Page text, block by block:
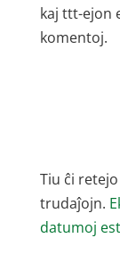
kaj ttt-ejon
komentoj.
Tiu ĉi
trudaĵojn.
datumoj